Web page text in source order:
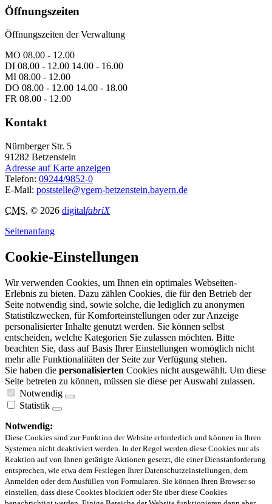
Öffnungszeiten
Öffnungszeiten der Verwaltung
MO 08.00 - 12.00
DI 08.00 - 12.00 14.00 - 16.00
MI 08.00 - 12.00
DO 08.00 - 12.00 14.00 - 18.00
FR 08.00 - 12.00
Kontakt
Nürnberger Str. 5
91282 Betzenstein
Adresse auf Karte anzeigen
Telefon: 09244/9852-0
E-Mail: poststelle@vgem-betzenstein.bayern.de
CMS, © 2026 digitalfabriX
Seitenanfang
Cookie-Einstellungen
Wir verwenden Cookies, um Ihnen ein optimales Webseiten-
Erlebnis zu bieten. Dazu zählen Cookies, die für den Betrieb der
Seite notwendig sind, sowie solche, die lediglich zu anonymen
Statistikzwecken, für Komforteinstellungen oder zur Anzeige
personalisierter Inhalte genutzt werden. Sie können selbst
entscheiden, welche Kategorien Sie zulassen möchten. Bitte
beachten Sie, dass auf Basis Ihrer Einstellungen womöglich nicht
mehr alle Funktionalitäten der Seite zur Verfügung stehen.
Sie haben die personalisierten Cookies nicht ausgewählt. Um diese
Seite betreten zu können, müssen sie diese per Auswahl zulassen.
Notwendig
Statistik
Notwendig:
Diese Cookies sind zur Funktion der Website erforderlich und können in Ihren
Systemen nicht deaktiviert werden. In der Regel werden diese Cookies nur als
Reaktion auf von Ihnen getätigte Aktionen gesetzt, die einer Dienstanforderung
entsprechen, wie etwa dem Festlegen Ihrer Datenschutzeinstellungen, dem
Anmelden oder dem Ausfüllen von Formularen. Sie können Ihren Browser so
einstellen, dass diese Cookies blockiert oder Sie über diese Cookies